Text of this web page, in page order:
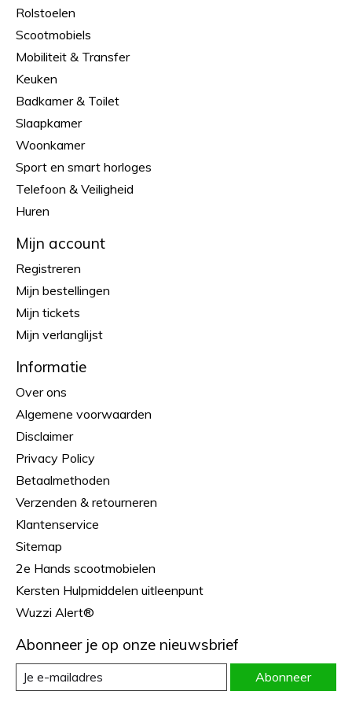
Rolstoelen
Scootmobiels
Mobiliteit & Transfer
Keuken
Badkamer & Toilet
Slaapkamer
Woonkamer
Sport en smart horloges
Telefoon & Veiligheid
Huren
Mijn account
Registreren
Mijn bestellingen
Mijn tickets
Mijn verlanglijst
Informatie
Over ons
Algemene voorwaarden
Disclaimer
Privacy Policy
Betaalmethoden
Verzenden & retourneren
Klantenservice
Sitemap
2e Hands scootmobielen
Kersten Hulpmiddelen uitleenpunt
Wuzzi Alert®
Abonneer je op onze nieuwsbrief
Abonneer